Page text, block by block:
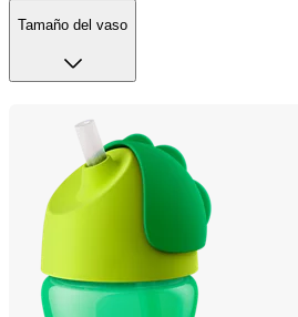
Tamaño del vaso